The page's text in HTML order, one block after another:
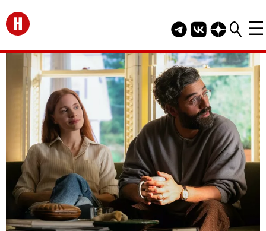
Перейти на главную
Telegram канал
Группа HELLO
Канал